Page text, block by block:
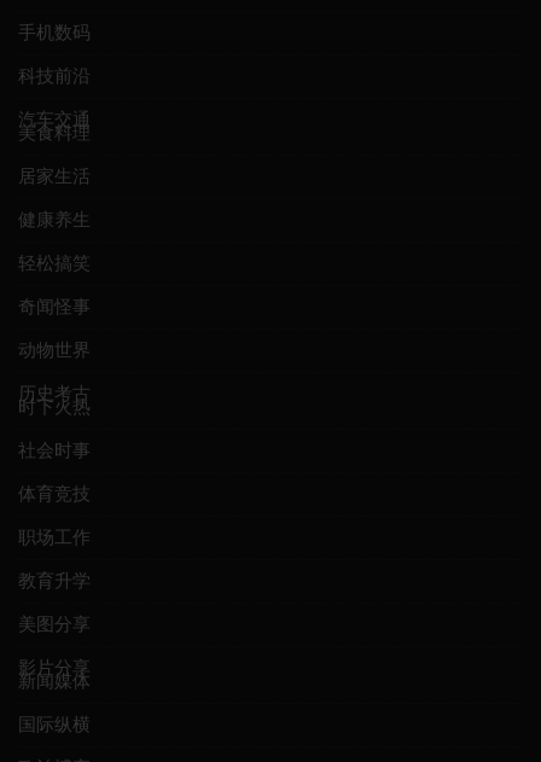
手机数码
科技前沿
汽车交通
美食料理
居家生活
健康养生
轻松搞笑
奇闻怪事
动物世界
历史考古
时下火热
社会时事
体育竞技
职场工作
教育升学
美图分享
影片分享
新闻媒体
国际纵横